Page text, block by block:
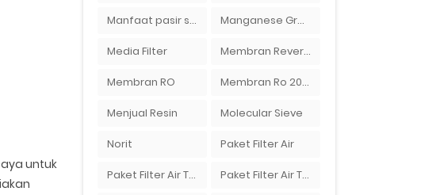
untuk
Manfaat pasir silika bagi kehidupan Manganese Greensand Plus
Media Filter Membran Reverse Osmosis
Membran RO Membran Ro 2000 GPD
Menjual Resin Molecular Sieve
Norit Paket Filter Air
Paket Filter Air Tanah Paket Filter Air Tinggal Pasang